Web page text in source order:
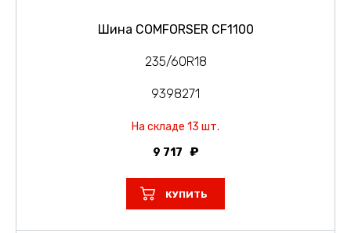
Шина COMFORSER CF1100
235/60R18
9398271
На складе 13 шт.
9 717
КУПИТЬ